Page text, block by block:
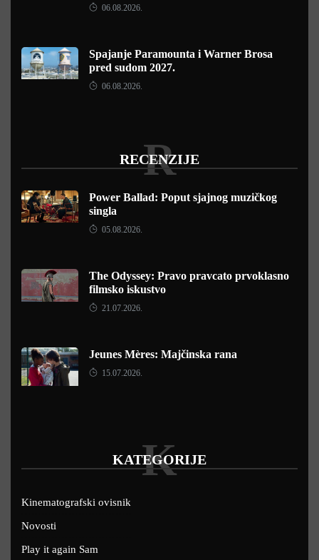
06.08.2026.
Spajanje Paramounta i Warner Brosa
pred sudom 2027.
06.08.2026.
RECENZIJE
R
Power Ballad: Poput sjajnog muzičkog
singla
05.08.2026.
The Odyssey: Pravo pravcato prvoklasno
filmsko iskustvo
21.07.2026.
Jeunes Mères: Majčinska rana
15.07.2026.
KATEGORIJE
K
Kinematografski ovisnik
Novosti
Play it again Sam